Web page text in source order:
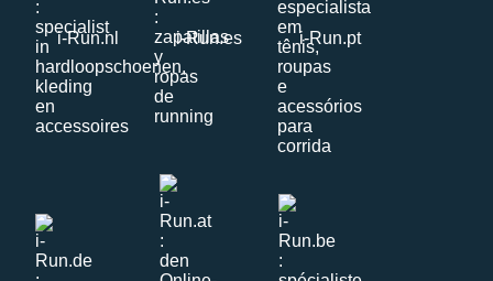
i-Run.nl i-Run.es i-Run.pt